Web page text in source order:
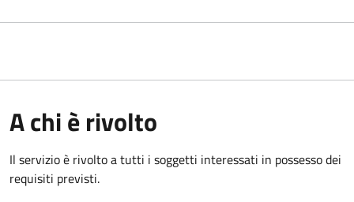
A chi è rivolto
Il servizio è rivolto a tutti i soggetti interessati in possesso dei
requisiti previsti.